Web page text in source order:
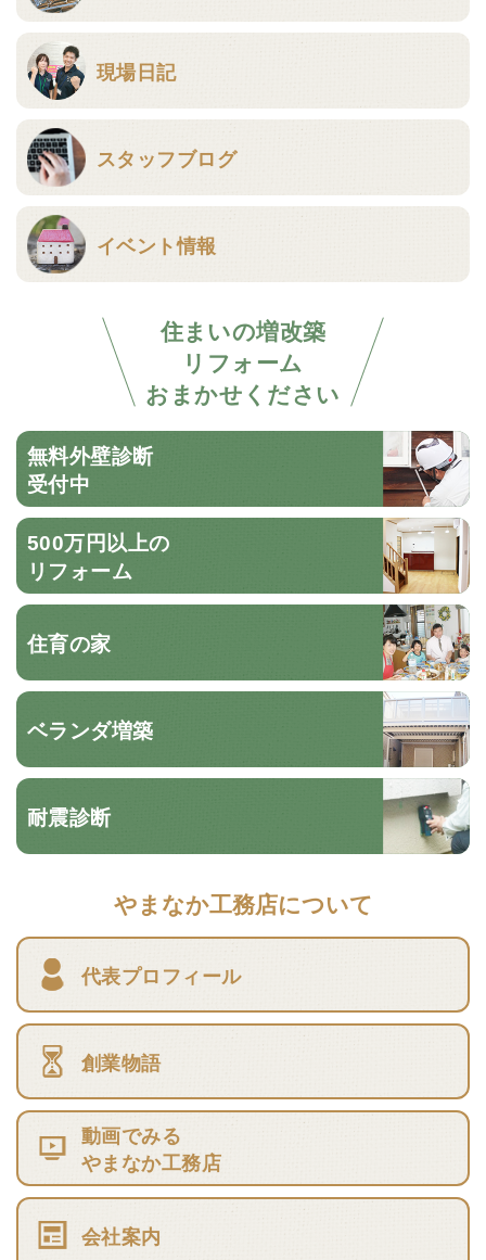
現場日記
スタッフブログ
イベント情報
住まいの増改築
リフォーム
おまかせください
無料外壁診断
受付中
500万円以上の
リフォーム
住育の家
ベランダ増築
耐震診断
やまなか工務店について
代表プロフィール
創業物語
動画でみる
やまなか工務店
会社案内